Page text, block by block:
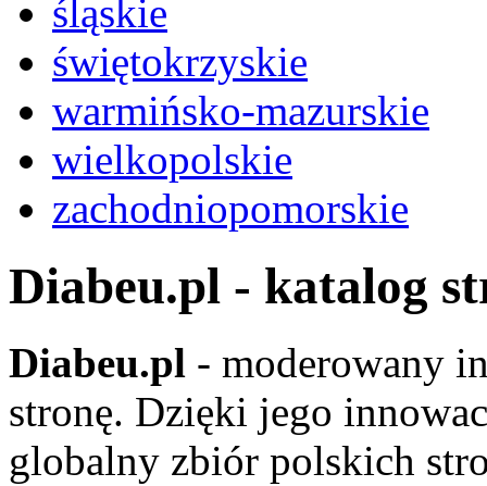
śląskie
świętokrzyskie
warmińsko-mazurskie
wielkopolskie
zachodniopomorskie
Diabeu.pl - katalog
Diabeu.pl - moderowany
stronę. Dzięki jego
globalny zbiór polskich